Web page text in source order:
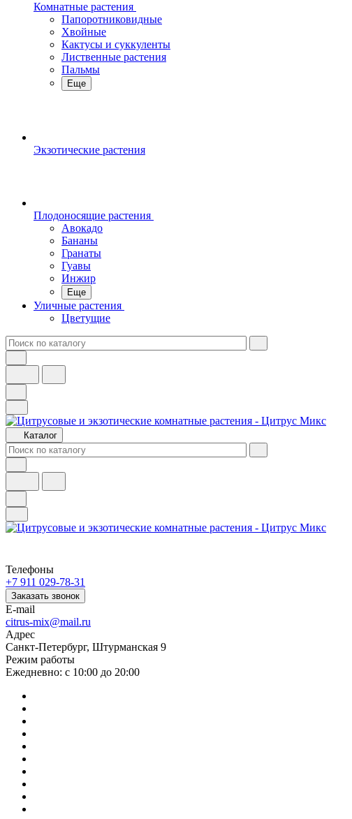
Комнатные растения
Папоротниковидные
Хвойные
Кактусы и суккуленты
Лиственные растения
Пальмы
Еще
Экзотические растения
Плодоносящие растения
Авокадо
Бананы
Гранаты
Гуавы
Инжир
Еще
Уличные растения
Цветущие
Каталог
Телефоны
+7 911 029-78-31
Заказать звонок
E-mail
citrus-mix@mail.ru
Адрес
Санкт-Петербург, Штурманская 9
Режим работы
Ежедневно: с 10:00 до 20:00